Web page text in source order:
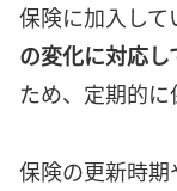
保険に加入して
の変化に対応
ため、定期的に
保険の更新時